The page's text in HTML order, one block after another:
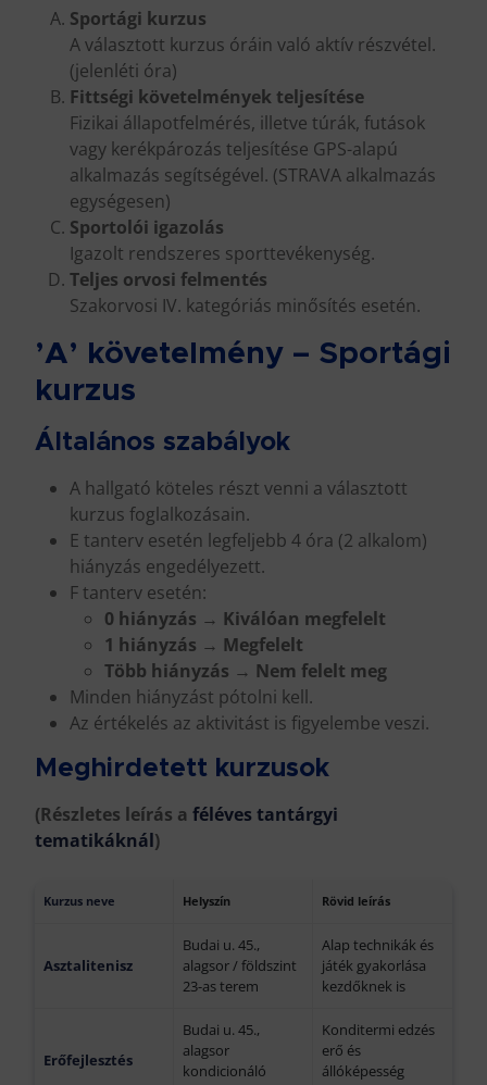
Sportági kurzus
A választott kurzus óráin való aktív részvétel.
(jelenléti óra)
Fittségi követelmények teljesítése
Fizikai állapotfelmérés, illetve túrák, futások
vagy kerékpározás teljesítése GPS-alapú
alkalmazás segítségével. (STRAVA alkalmazás
egységesen)
Sportolói igazolás
Igazolt rendszeres sporttevékenység.
Teljes orvosi felmentés
Szakorvosi IV. kategóriás minősítés esetén.
’A’ követelmény – Sportági
kurzus
Általános szabályok
A hallgató köteles részt venni a választott
kurzus foglalkozásain.
E tanterv esetén legfeljebb 4 óra (2 alkalom)
hiányzás engedélyezett.
F tanterv esetén:
0 hiányzás → Kiválóan megfelelt
1 hiányzás → Megfelelt
Több hiányzás → Nem felelt meg
Minden hiányzást pótolni kell.
Az értékelés az aktivitást is figyelembe veszi.
Meghirdetett kurzusok
(Részletes leírás a féléves tantárgyi
tematikáknál)
Kurzus neve Helyszín Rövid leírás
Asztalitenisz
Budai u. 45.,
alagsor / földszint
23-as terem
Alap technikák és
játék gyakorlása
kezdőknek is
Erőfejlesztés
Budai u. 45.,
alagsor
kondicionáló
Konditermi edzés
erő és
állóképesség